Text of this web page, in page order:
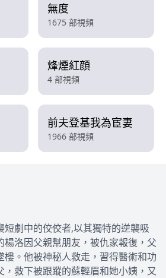
無度
1675 部視頻
烽煙紅顔
4 部視頻
前夫登基我為宦妻
1966 部視頻
短劇中的佼佼者,以其獨特的逆襲吸
楊洛因父親幫朋友，被仇家報復，父
樓。他被神秘人救走，習得醫術和功
，救下被跟蹤的蘇輕眉和她小姨，又